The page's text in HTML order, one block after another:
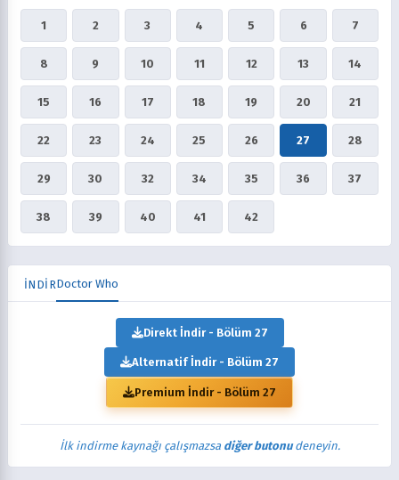
1 2 3 4 5 6 7
8 9 10 11 12 13 14
15 16 17 18 19 20 21
22 23 24 25 26 27 28
29 30 32 34 35 36 37
38 39 40 41 42
İNDİRDoctor Who
Direkt İndir - Bölüm 27
Alternatif İndir - Bölüm 27
Premium İndir - Bölüm 27
İlk indirme kaynağı çalışmazsa diğer butonudeneyin.